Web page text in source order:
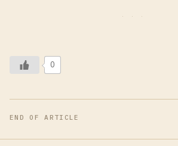
0
END OF ARTICLE